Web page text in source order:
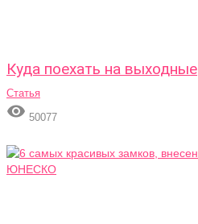
Куда поехать на выходные
Статья
 50077